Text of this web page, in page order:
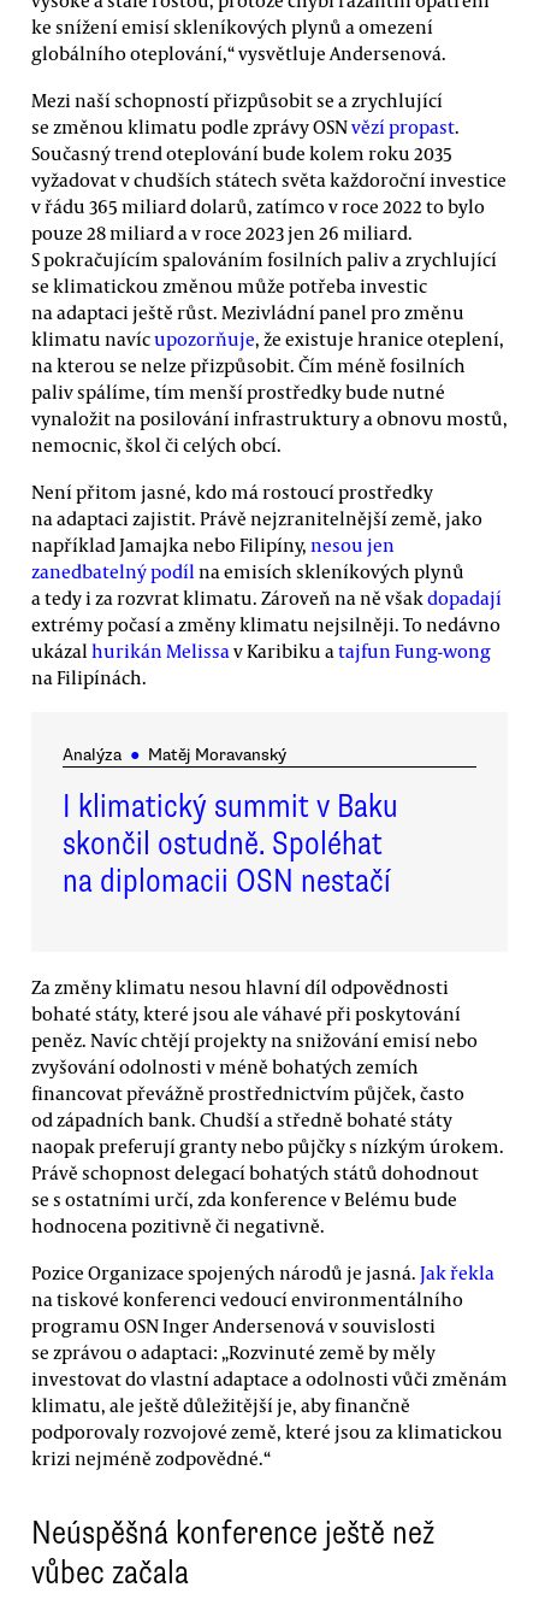
ke snížení emisí skleníkových plynů a omezení
globálního oteplování,“ vysvětluje Andersenová.
Mezi naší schopností přizpůsobit se a zrychlující
se změnou klimatu podle zprávy OSNvězí propast.
Současný trend oteplování bude kolem roku 2035
vyžadovat v chudších státech světa každoroční investice
v řádu 365 miliard dolarů, zatímco v roce 2022 to bylo
pouze 28 miliard a v roce 2023 jen 26 miliard.
S pokračujícím spalováním fosilních paliv a zrychlující
se klimatickou změnou může potřeba investic
na adaptaci ještě růst. Mezivládní panel pro změnu
klimatu navícupozorňuje, že existuje hranice oteplení,
na kterou se nelze přizpůsobit. Čím méně fosilních
paliv spálíme, tím menší prostředky bude nutné
vynaložit na posilování infrastruktury a obnovu mostů,
nemocnic, škol či celých obcí.
Není přitom jasné, kdo má rostoucí prostředky
na adaptaci zajistit. Právě nejzranitelnější země, jako
například Jamajka nebo Filipíny, nesou jen
zanedbatelný podíl na emisích skleníkových plynů
a tedy i za rozvrat klimatu. Zároveň na ně všakdopadají
extrémy počasí a změny klimatu nejsilněji. To nedávno
ukázal hurikán Melissav Karibiku atajfun Fung-wong
na Filipínách.
Analýza ● Matěj Moravanský
I klimatický summit v Baku
skončil ostudně. Spoléhat
na diplomacii OSN nestačí
Za změny klimatu nesou hlavní díl odpovědnosti
bohaté státy, které jsou ale váhavé při poskytování
peněz. Navíc chtějí projekty na snižování emisí nebo
zvyšování odolnosti v méně bohatých zemích
financovat převážně prostřednictvím půjček, často
od západních bank. Chudší a středně bohaté státy
naopak preferují granty nebo půjčky s nízkým úrokem.
Právě schopnost delegací bohatých států dohodnout
se s ostatními určí, zda konference v Belému bude
hodnocena pozitivně či negativně.
Pozice Organizace spojených národů je jasná. Jak řekla
na tiskové konferenci vedoucí environmentálního
programu OSN Inger Andersenová v souvislosti
se zprávou o adaptaci: „Rozvinuté země by měly
investovat do vlastní adaptace a odolnosti vůči změnám
klimatu, ale ještě důležitější je, aby finančně
podporovaly rozvojové země, které jsou za klimatickou
krizi nejméně zodpovědné.“
Neúspěšná konference ještě než
vůbec začala